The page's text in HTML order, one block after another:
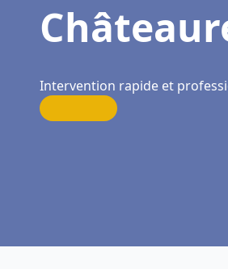
Intervention rapide et